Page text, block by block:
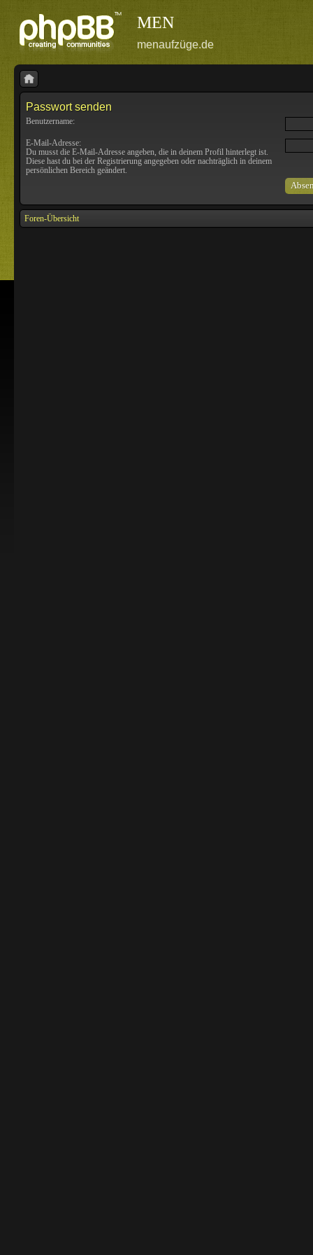
MEN
menaufzüge.de
Passwort senden
Benutzername:
E-Mail-Adresse:
Du musst die E-Mail-Adresse angeben, die in deinem Profil hinterlegt ist.
Diese hast du bei der Registrierung angegeben oder nachträglich in deinem
persönlichen Bereich geändert.
Foren-Übersicht